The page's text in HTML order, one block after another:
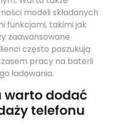
modeli składanych
funkcjami, takimi jak
zaawansowane
często poszukują
pracy na baterii
ładowania.
warto dodać
telefonu